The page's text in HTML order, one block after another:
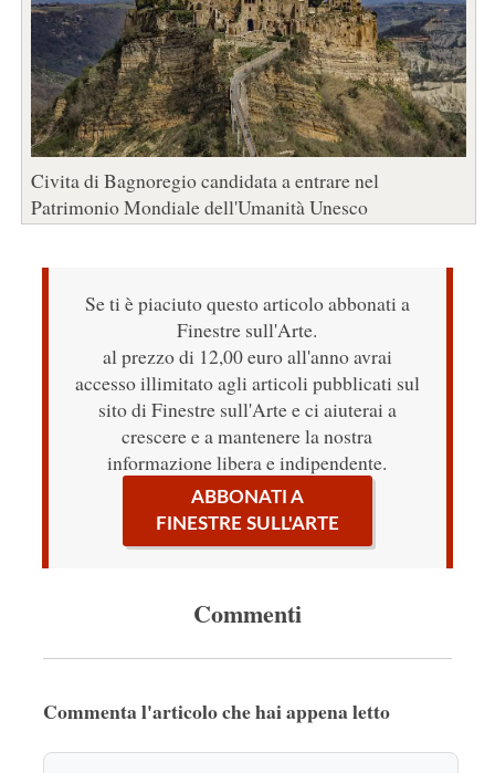
Civita di Bagnoregio candidata a entrare nel
Patrimonio Mondiale dell'Umanità Unesco
Se ti è piaciuto questo articolo abbonati a
Finestre sull'Arte.
al prezzo di 12,00 euro all'anno avrai
accesso illimitato agli articoli pubblicati sul
sito di Finestre sull'Arte e ci aiuterai a
crescere e a mantenere la nostra
informazione libera e indipendente.
ABBONATI A
FINESTRE SULL'ARTE
Commenti
Commenta l'articolo che hai appena letto